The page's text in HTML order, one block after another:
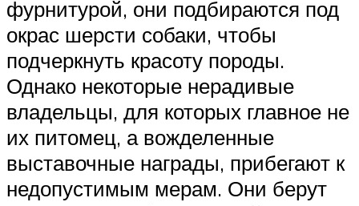
фурнитурой, они подбираются под
окрас шерсти собаки, чтобы
подчеркнуть красоту породы.
Однако некоторые нерадивые
владельцы, для которых главное не
их питомец, а вожделенные
выставочные награды, прибегают к
недопустимым мерам. Они берут